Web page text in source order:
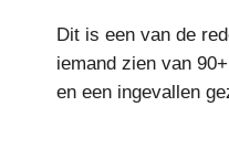
Dit is een van de
iemand zien van
en een ingevallen